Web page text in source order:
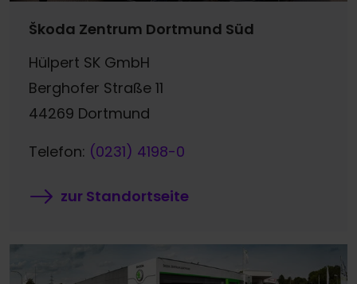
Škoda Zentrum Dortmund Süd
Hülpert SK GmbH
Berghofer Straße 11
44269 Dortmund
Telefon: (0231) 4198-0
zur Standortseite